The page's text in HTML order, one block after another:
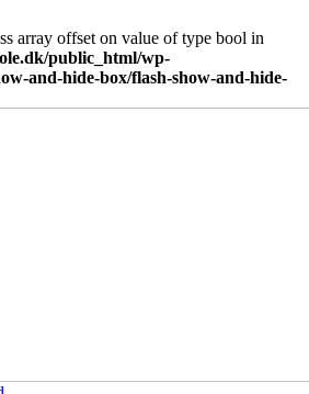
array offset on value of type bool in
public_html/wp-
and-hide-box/flash-show-and-hide-